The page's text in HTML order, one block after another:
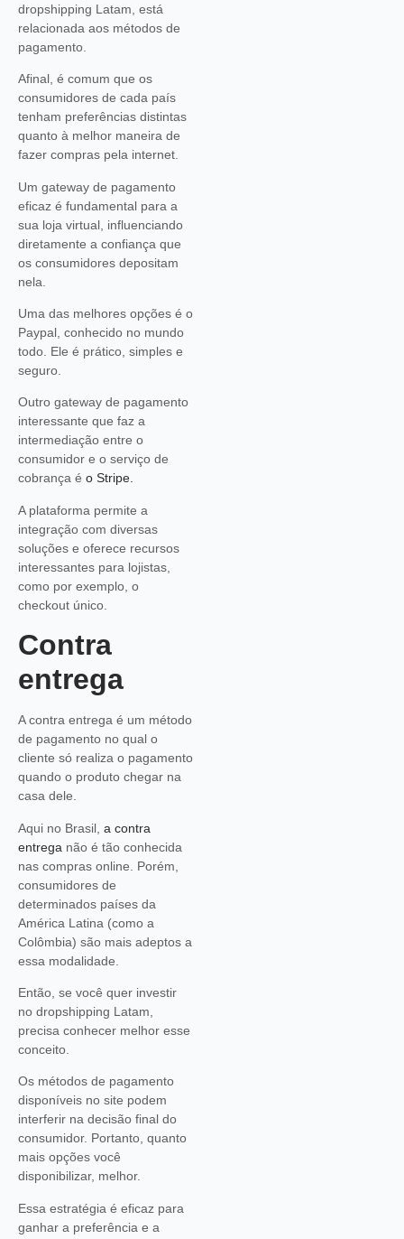
dropshipping Latam, está
relacionada aos métodos de
pagamento.
Afinal, é comum que os
consumidores de cada país
tenham preferências distintas
quanto à melhor maneira de
fazer compras pela internet.
Um gateway de pagamento
eficaz é fundamental para a
sua loja virtual, influenciando
diretamente a confiança que
os consumidores depositam
nela.
Uma das melhores opções é o
Paypal, conhecido no mundo
todo. Ele é prático, simples e
seguro.
Outro gateway de pagamento
interessante que faz a
intermediação entre o
consumidor e o serviço de
cobrança é o Stripe.
A plataforma permite a
integração com diversas
soluções e oferece recursos
interessantes para lojistas,
como por exemplo, o
checkout único.
Contra
entrega
A contra entrega é um método
de pagamento no qual o
cliente só realiza o pagamento
quando o produto chegar na
casa dele.
Aqui no Brasil, a contra
entrega não é tão conhecida
nas compras online. Porém,
consumidores de
determinados países da
América Latina (como a
Colômbia) são mais adeptos a
essa modalidade.
Então, se você quer investir
no dropshipping Latam,
precisa conhecer melhor esse
conceito.
Os métodos de pagamento
disponíveis no site podem
interferir na decisão final do
consumidor. Portanto, quanto
mais opções você
disponibilizar, melhor.
Essa estratégia é eficaz para
ganhar a preferência e a